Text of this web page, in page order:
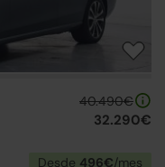
40.490€
32.290€
Desde 496€/mes